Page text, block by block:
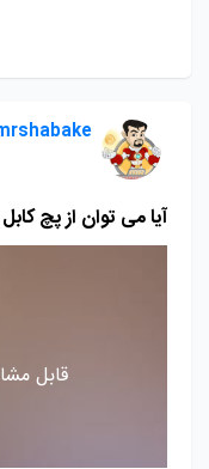
آیا می توان از پچ
قابل